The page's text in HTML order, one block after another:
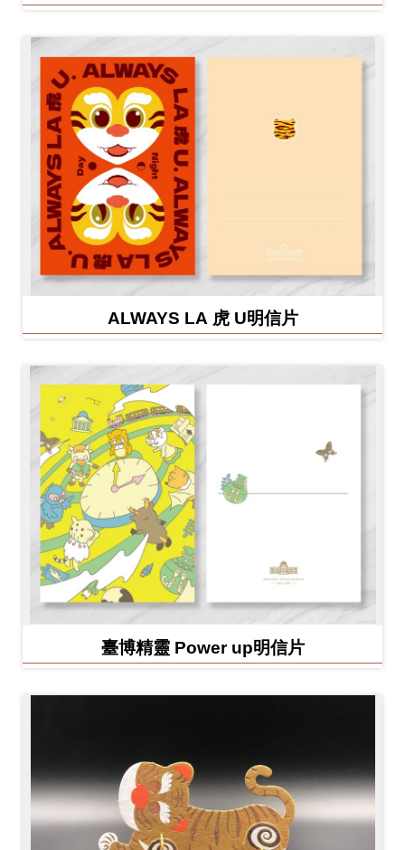
ALWAYS LA 虎 U明信片
臺博精靈 Power up明信片